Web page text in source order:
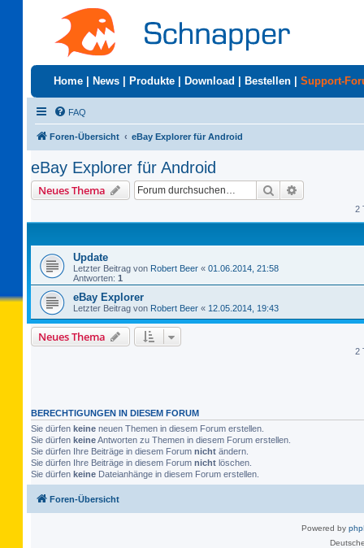
Home News Produkte Download Bestellen Support-
FAQ
Foren-Übersicht eBay Explorer für Android
eBay Explorer für Android
Neues Thema Suche
2
Update
Letzter Beitrag von Robert Beer « 01.06.2014, 21:58
Antworten: 1
eBay Explorer
Letzter Beitrag von Robert Beer « 12.05.2014, 19:43
Neues Thema
2
BERECHTIGUNGEN IN DIESEM FORUM
Sie dürfen keine neuen Themen in diesem Forum erstellen.
Sie dürfen keineAntworten zu Themen in diesem Forum erstellen.
Sie dürfen Ihre Beiträge in diesem Forum nicht ändern.
Sie dürfen Ihre Beiträge in diesem Forum nicht löschen.
Sie dürfen keine Dateianhänge in diesem Forum erstellen.
Foren-Übersicht
Powered by